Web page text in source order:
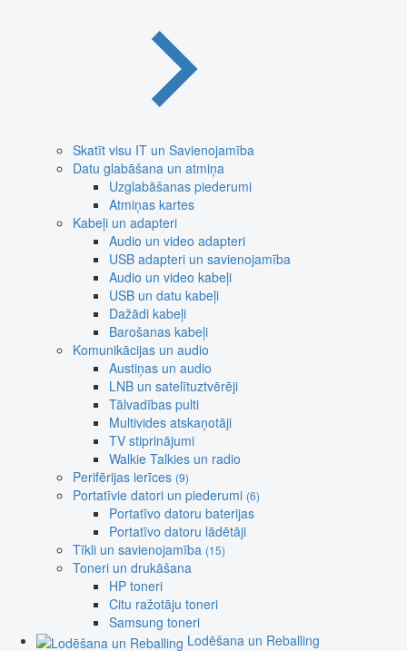
Skatīt visu IT un Savienojamība
Datu glabāšana un atmiņa
Uzglabāšanas piederumi
Atmiņas kartes
Kabeļi un adapteri
Audio un video adapteri
USB adapteri un savienojamība
Audio un video kabeļi
USB un datu kabeļi
Dažādi kabeļi
Barošanas kabeļi
Komunikācijas un audio
Austiņas un audio
LNB un satelītuztvērēji
Tālvadības pulti
Multivides atskaņotāji
TV stiprinājumi
Walkie Talkies un radio
Perifērijas ierīces (9)
Portatīvie datori un piederumi (6)
Portatīvo datoru baterijas
Portatīvo datoru lādētāji
Tīkli un savienojamība (15)
Toneri un drukāšana
HP toneri
Citu ražotāju toneri
Samsung toneri
Lodēšana un Reballing